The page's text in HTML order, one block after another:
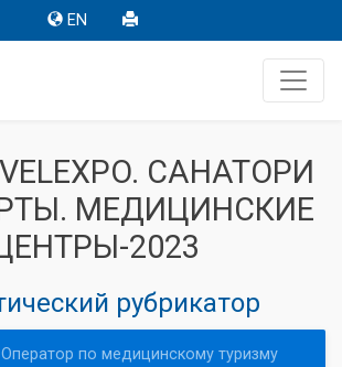
EN
САНАТОРИ
МЕДИЦИНСКИЕ
2023
рубрикатор
Оператор по медицинскому туризму